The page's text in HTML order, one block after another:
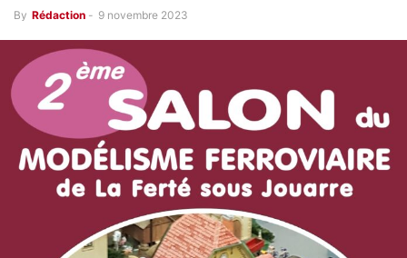
By Rédaction - 9 novembre 2023